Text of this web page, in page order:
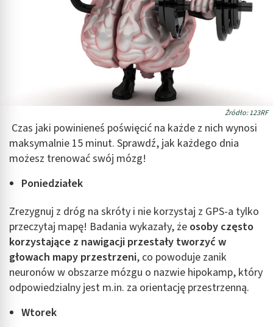
Źródło: 123RF
Czas jaki powinieneś poświęcić na każde z nich wynosi
maksymalnie 15 minut. Sprawdź, jak każdego dnia
możesz trenować swój mózg!
Poniedziałek
Zrezygnuj z dróg na skróty i nie korzystaj z GPS-a tylko
przeczytaj mapę! Badania wykazały, że osoby często
korzystające z nawigacji przestały tworzyć w
głowach mapy przestrzeni, co powoduje zanik
neuronów w obszarze mózgu o nazwie hipokamp, który
odpowiedzialny jest m.in. za orientację przestrzenną.
Wtorek